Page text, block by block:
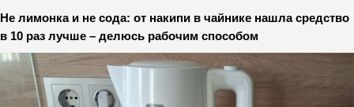
Не лимонка и не сода: от накипи в чайнике нашла средство
в 10 раз лучше – делюсь рабочим способом